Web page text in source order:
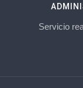
Servicio